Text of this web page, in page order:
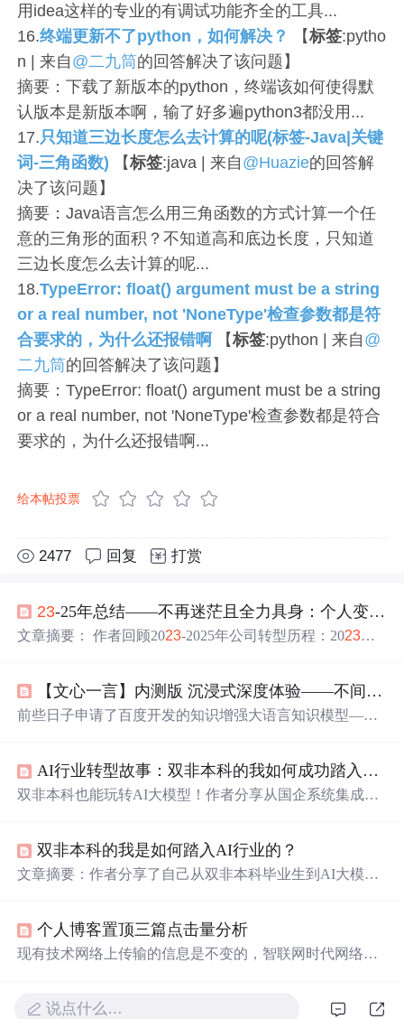
用idea这样的专业的有调试功能齐全的工具...
16.终端更新不了python，如何解决？ 【标签:pytho
n | 来自 @二九筒的回答解决了该问题】
摘要：下载了新版本的python，终端该如何使得默
认版本是新版本啊，输了好多遍python3都没用...
17.只知道三边长度怎么去计算的呢(标签-Java|关键
词-三角函数) 【标签:java | 来自 @Huazie的回答解
决了该问题】
摘要：Java语言怎么用三角函数的方式计算一个任
意的三角形的面积？不知道高和底边长度，只知道
三边长度怎么去计算的呢...
18.TypeError: float() argument must be a string
or a real number, not 'NoneType'检查参数都是符
合要求的，为什么还报错啊 【标签:python | 来自 @
二九筒的回答解决了该问题】
摘要：TypeError: float() argument must be a string
or a real number, not 'NoneType'检查参数都是符合
要求的，为什么还报错啊...
给本帖投票
2477 回复 打赏
23-25年总结——不再迷茫且全力具身：个人变为技术研究者，公司则先后经历大模型开发、具身开发
文章摘要： 作者回顾2023-2025年公司转型历程：2023年
域；2025年在长沙组建团队，取得机械臂和人形机器人研
发突破（如自主抓取、VR遥操、大模型交互等）。作者提
队在6-9月的技术突破时间表，展现快速迭代的研发能力。
【文心一言】内测版 沉浸式深度体验——不间断 提问问题！它的表现如何？
前些日子申请了百度开发的知识增强大语言知识模型——
如何了？
AI行业转型故事：双非本科的我如何成功踏入AI领域？
双非本科也能玩转AI大模型！作者分享从国企系统集成到
场景，证明职业转型需要底层迁移能力而非专业限制。文
章提供包含学习路线、商业化方案、视频教程等全套大模
双非本科的我是如何踏入AI行业的？
文章摘要：作者分享了自己从双非本科毕业生到AI大模型
3年All in大模型，主导多个AI落地项目。强调职业发展需
要迁移能力和持续学习，并提供了大模型学习路线（7阶
个人博客置顶三篇点击量分析
现有技术网络上传输的信息是不变的，智联网时代网络上
建一个开放的、可扩展的、易于使用的机器人操作系统，
说点什么…